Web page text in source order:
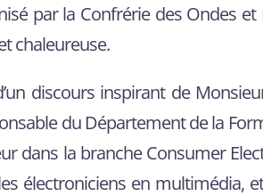
par la Confrérie des Ondes et
chaleureuse.
discours inspirant de
du Département de la
dans la branche Consumer
électroniciens en multimédia,